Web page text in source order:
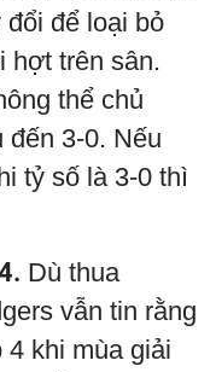
để loại bỏ
hợt trên sân.
thể chủ
đến 3-0. Nếu
tỷ số là 3-0 thì
Dù thua
vẫn tin rằng
khi mùa giải